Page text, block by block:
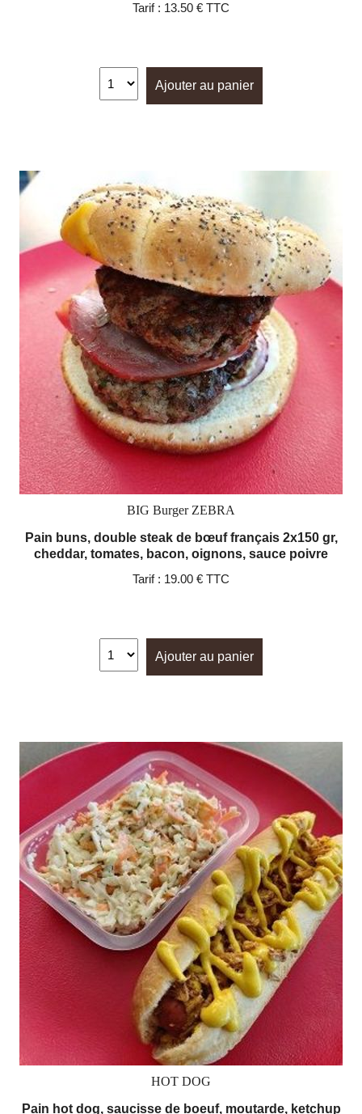
Tarif : 13.50 € TTC
Ajouter au panier
BIG Burger ZEBRA
Pain buns, double steak de bœuf français 2x150 gr,
cheddar, tomates, bacon, oignons, sauce poivre
Tarif : 19.00 € TTC
Ajouter au panier
HOT DOG
Pain hot dog, saucisse de boeuf, moutarde, ketchup